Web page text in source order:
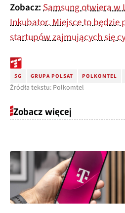
Zobacz:Samsung otwiera w
Inkubator. Miejsce to będzie
startupów zajmujących się
5G GRUPA POLSAT POLKOMTEL
Źródła tekstu: Polkomtel
Zobacz więcej